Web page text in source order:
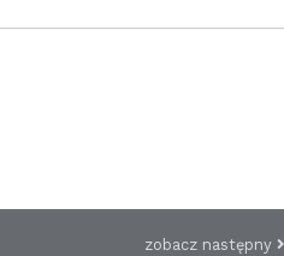
zobacz następny